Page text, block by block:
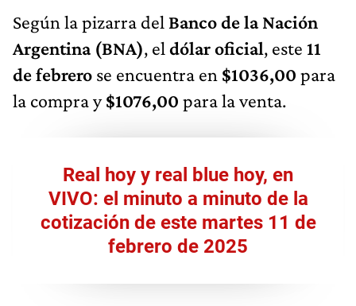
Según la pizarra del Banco de la Nación
Argentina (BNA), el dólar oficial, este 11
de febrero se encuentra en $1036,00 para
la compra y$1076,00 para la venta.
Real hoy y real blue hoy, en
VIVO: el minuto a minuto de la
cotización de este martes 11 de
febrero de 2025